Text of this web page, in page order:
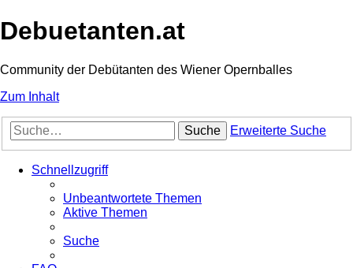
Debuetanten.at
Community der Debütanten des Wiener Opernballes
Zum Inhalt
Suche Erweiterte Suche
Schnellzugriff
Unbeantwortete Themen
Aktive Themen
Suche